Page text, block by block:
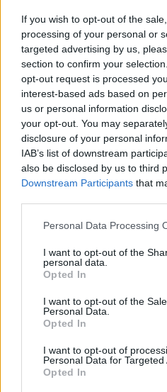
If you wish to opt-out of the
processing of your personal or
targeted advertising by us,
section to confirm your
opt-out request is processed
interest-based ads based on
us or personal information
your opt-out. You may
disclosure of your personal
IAB’s list of downstream
also be disclosed by us to third
Downstream Participants that
Personal Data Processing
I want to opt-out of the
personal data.
Opted In
I want to opt-out of the
Personal Data.
Opted In
I want to opt-out of
Personal Data for Targeted
Opted In
Portfolio Investment Day
Investment Day 2026, ahol a
keressük a választ a
kérdésekre. Meddig tarthat az
következő évek nyertesei, mire
kötvény-, nyersanyag- és
érdemes portfóliót építeni egy
KEDVES OLVASÓNK!
A keresett cikk a
tartozik, melynek olvasása
regisztrációhoz kötött.
Az előfizetés a
Portfolio.hu teljes
Kötéslisták: BÉT elmúlt
kötéslistái